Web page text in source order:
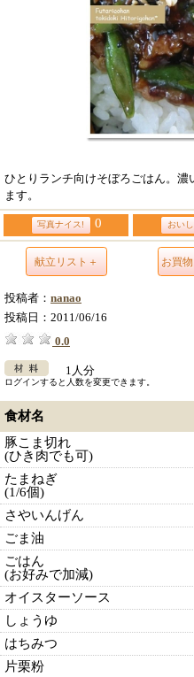
ひとりランチ向けそぼろごはん。
ます。
写真ナイス! 0 おい
献立リスト＋ お買
投稿者： nanao
投稿日： 2011/06/16
0.0
1人分
ログインすると人数を変更できます。
食材名
豚こま切れ
(ひき肉でも可)
たまねぎ
(1/6個)
さやいんげん
ごま油
ごはん
(お好みで加減)
オイスターソース
しょうゆ
はちみつ
片栗粉